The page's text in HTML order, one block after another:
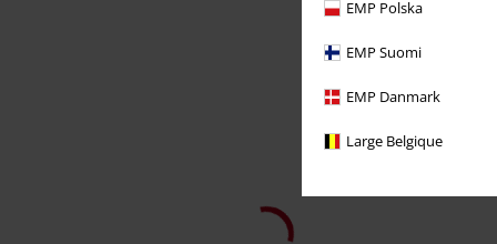
EMP Polska
EMP Suomi
EMP Danmark
Large Belgique